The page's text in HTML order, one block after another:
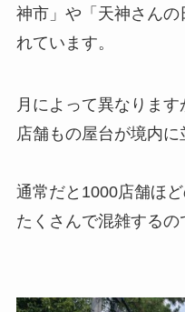
神市」や「天神さん
れています。
月によって異なりま
店舗もの屋台が境内に
通常だと1000店舗ほ
たくさんで混雑するの